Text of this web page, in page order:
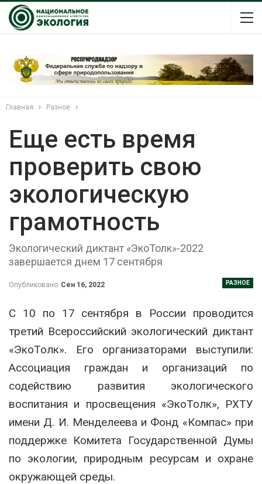
Главная Разное
Еще есть время
проверить свою
экологическую
грамотность
Экологический диктант «ЭкоТолк»-2022
завершается днем 17 сентября
РАЗНОЕ
Опубликовано Сен 16, 2022
С 10 по 17 сентября в России проводится
третий Всероссийский экологический диктант
«ЭкоТолк». Его организаторами выступили:
Ассоциация граждан и организаций по
содействию развития экологического
воспитания и просвещения «ЭкоТолк», РХТУ
имени Д. И. Менделеева и Фонд «Компас» при
поддержке Комитета Государственной Думы
по экологии, природным ресурсам и охране
окружающей среды.